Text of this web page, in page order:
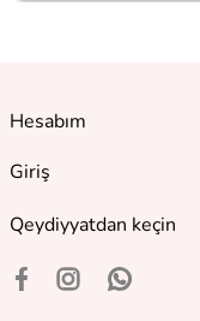
Hesabım
Giriş
Qeydiyyatdan keçin